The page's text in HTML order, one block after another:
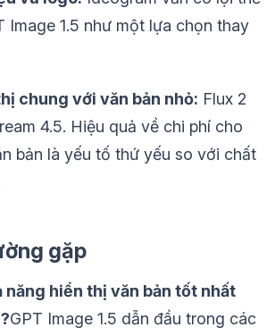
Image 1.5 như một lựa chọn thay
chung với văn bản nhỏ: Flux 2
4.5. Hiệu quả về chi phí cho
bản là yếu tố thứ yếu so với chất
gặp
năng hiển thị văn bản tốt nhất
GPT Image 1.5 dẫn đầu trong các